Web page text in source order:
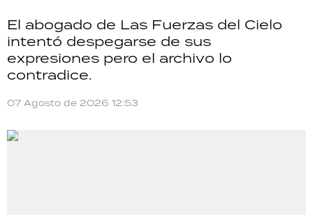
El abogado de Las Fuerzas del Cielo
intentó despegarse de sus
expresiones pero el archivo lo
contradice.
07 Agosto de 2026 12:53